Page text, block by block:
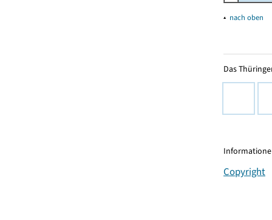
▴ nach oben
Das
Copyright